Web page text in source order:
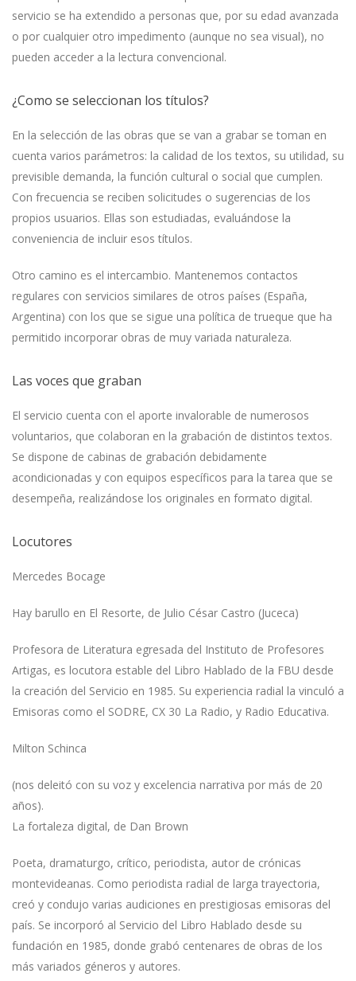
servicio se ha extendido a personas que, por su edad avanzada
o por cualquier otro impedimento (aunque no sea visual), no
pueden acceder a la lectura convencional.
¿Como se seleccionan los títulos?
En la selección de las obras que se van a grabar se toman en
cuenta varios parámetros: la calidad de los textos, su utilidad, su
previsible demanda, la función cultural o social que cumplen.
Con frecuencia se reciben solicitudes o sugerencias de los
propios usuarios. Ellas son estudiadas, evaluándose la
conveniencia de incluir esos títulos.
Otro camino es el intercambio. Mantenemos contactos
regulares con servicios similares de otros países (España,
Argentina) con los que se sigue una política de trueque que ha
permitido incorporar obras de muy variada naturaleza.
Las voces que graban
El servicio cuenta con el aporte invalorable de numerosos
voluntarios, que colaboran en la grabación de distintos textos.
Se dispone de cabinas de grabación debidamente
acondicionadas y con equipos específicos para la tarea que se
desempeña, realizándose los originales en formato digital.
Locutores
Mercedes Bocage
Hay barullo en El Resorte, de Julio César Castro (Juceca)
Profesora de Literatura egresada del Instituto de Profesores
Artigas, es locutora estable del Libro Hablado de la FBU desde
la creación del Servicio en 1985. Su experiencia radial la vinculó a
Emisoras como el SODRE, CX 30 La Radio, y Radio Educativa.
Milton Schinca
(nos deleitó con su voz y excelencia narrativa por más de 20
años).
La fortaleza digital, de Dan Brown
Poeta, dramaturgo, crítico, periodista, autor de crónicas
montevideanas. Como periodista radial de larga trayectoria,
creó y condujo varias audiciones en prestigiosas emisoras del
país. Se incorporó al Servicio del Libro Hablado desde su
fundación en 1985, donde grabó centenares de obras de los
más variados géneros y autores.